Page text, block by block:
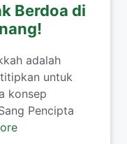
Berdoa di
adalah
untuk
konsep
Pencipta